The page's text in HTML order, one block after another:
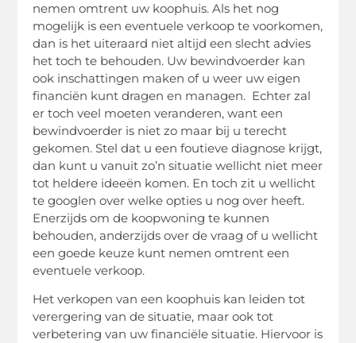
nemen omtrent uw koophuis. Als het nog
mogelijk is een eventuele verkoop te voorkomen,
dan is het uiteraard niet altijd een slecht advies
het toch te behouden. Uw bewindvoerder kan
ook inschattingen maken of u weer uw eigen
financiën kunt dragen en managen. Echter zal
er toch veel moeten veranderen, want een
bewindvoerder is niet zo maar bij u terecht
gekomen. Stel dat u een foutieve diagnose krijgt,
dan kunt u vanuit zo’n situatie wellicht niet meer
tot heldere ideeën komen. En toch zit u wellicht
te googlen over welke opties u nog over heeft.
Enerzijds om de koopwoning te kunnen
behouden, anderzijds over de vraag of u wellicht
een goede keuze kunt nemen omtrent een
eventuele verkoop.
Het verkopen van een koophuis kan leiden tot
verergering van de situatie, maar ook tot
verbetering van uw financiële situatie. Hiervoor is